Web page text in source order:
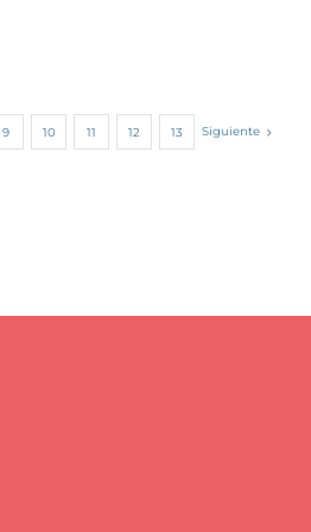
9 10 11 12 13 Siguiente